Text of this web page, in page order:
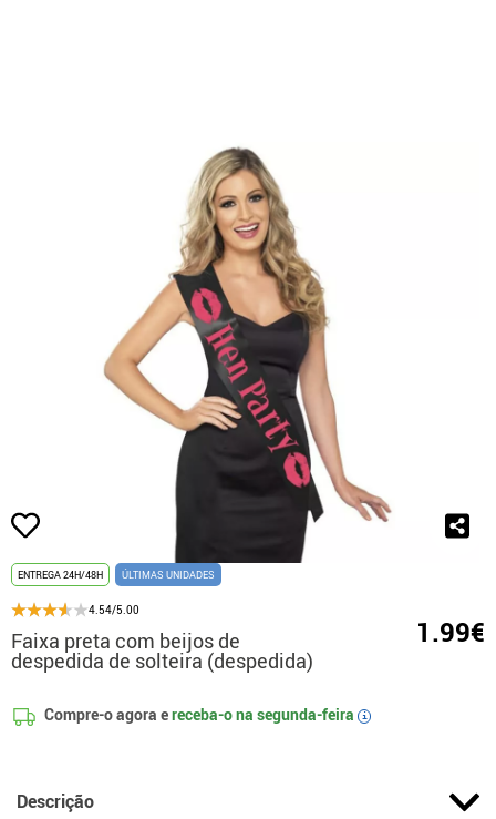
ENTREGA 24H/48H ÚLTIMAS UNIDADES
4.54/5.00
Faixa preta com beijos de
despedida de solteira (despedida)
1.99€
Compre-o agora ereceba-o na segunda-feira i
Descrição